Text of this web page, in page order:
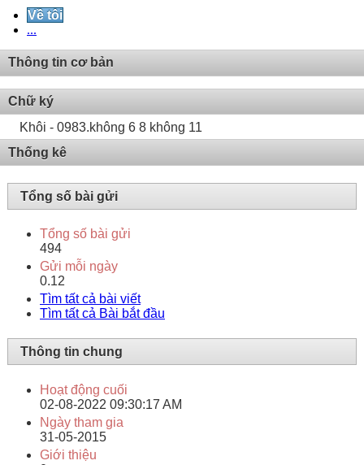
Về tôi
...
Thông tin cơ bản
Chữ ký
Khôi - 0983.không 6 8 không 11
Thống kê
Tổng số bài gửi
Tổng số bài gửi
494
Gửi mỗi ngày
0.12
Tìm tất cả bài viết
Tìm tất cả Bài bắt đầu
Thông tin chung
Hoạt động cuối
02-08-2022 09:30:17 AM
Ngày tham gia
31-05-2015
Giới thiệu